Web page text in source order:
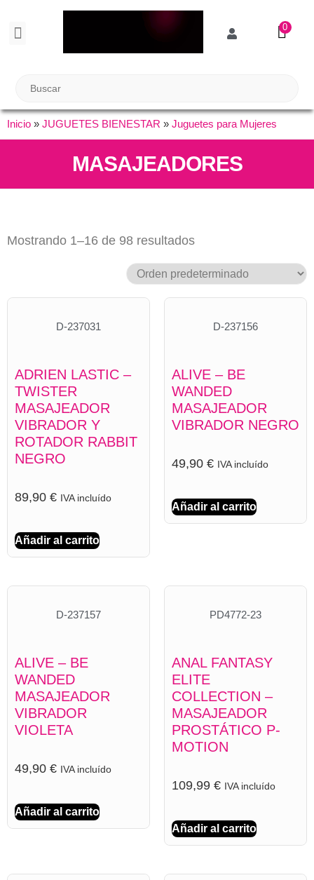
0
Inicio » JUGUETES BIENESTAR » Juguetes para Mujeres
MASAJEADORES
Mostrando 1–16 de 98 resultados
D-237031
ADRIEN LASTIC –
TWISTER
MASAJEADOR
VIBRADOR Y
ROTADOR RABBIT
NEGRO
89,90 € IVA incluído
Añadir al carrito
D-237156
ALIVE – BE
WANDED
MASAJEADOR
VIBRADOR NEGRO
49,90 € IVA incluído
Añadir al carrito
D-237157
ALIVE – BE
WANDED
MASAJEADOR
VIBRADOR
VIOLETA
49,90 € IVA incluído
Añadir al carrito
PD4772-23
ANAL FANTASY
ELITE
COLLECTION –
MASAJEADOR
PROSTÁTICO P-
MOTION
109,99 € IVA incluído
Añadir al carrito